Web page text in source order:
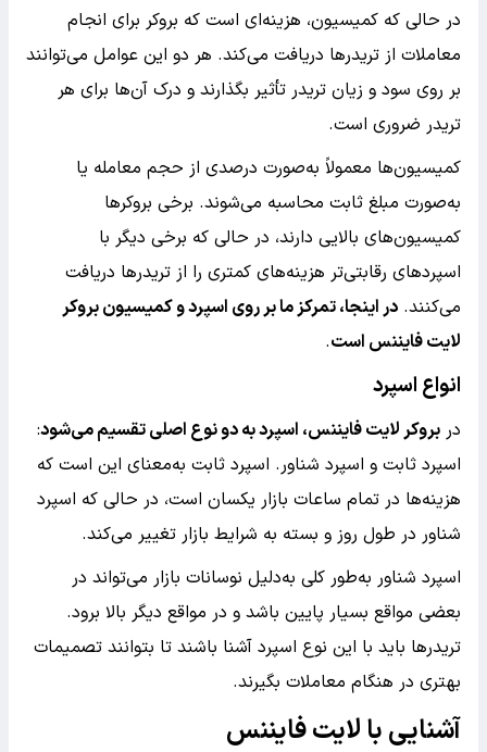
در حالی که کمیسیون، هزینه‌ای است که بروکر برای انجام
معاملات از تریدرها دریافت می‌کند. هر دو این عوامل می‌توانند
بر روی سود و زیان تریدر تأثیر بگذارند و درک آن‌ها برای هر
تریدر ضروری است.
کمیسیون‌ها معمولاً به‌صورت درصدی از حجم معامله یا
به‌صورت مبلغ ثابت محاسبه می‌شوند. برخی بروکرها
کمیسیون‌های بالایی دارند، در حالی که برخی دیگر با
اسپردهای رقابتی‌تر هزینه‌های کمتری را از تریدرها دریافت
می‌کنند. در اینجا، تمرکز ما بر روی اسپرد و کمیسیون بروکر
لایت فایننس است.
انواع اسپرد
در بروکر لایت فایننس، اسپرد به دو نوع اصلی تقسیم می‌شود:
اسپرد ثابت و اسپرد شناور. اسپرد ثابت به‌معنای این است که
هزینه‌ها در تمام ساعات بازار یکسان است، در حالی که اسپرد
شناور در طول روز و بسته به شرایط بازار تغییر می‌کند.
اسپرد شناور به‌طور کلی به‌دلیل نوسانات بازار می‌تواند در
بعضی مواقع بسیار پایین باشد و در مواقع دیگر بالا برود.
تریدرها باید با این نوع اسپرد آشنا باشند تا بتوانند تصمیمات
بهتری در هنگام معاملات بگیرند.
آشنایی با لایت فایننس